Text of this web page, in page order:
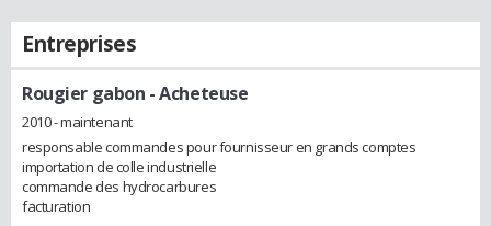
Entreprises
Rougier gabon - Acheteuse
2010 - maintenant
responsable commandes pour fournisseur en grands comptes
importation de colle industrielle
commande des hydrocarbures
facturation